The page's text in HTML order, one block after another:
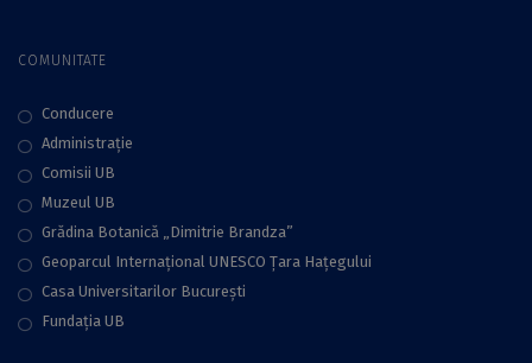
COMUNITATE
Conducere
Administraţie
Comisii UB
Muzeul UB
Grădina Botanică „Dimitrie Brandza”
Geoparcul Internațional UNESCO Țara Hațegului
Casa Universitarilor București
Fundaţia UB